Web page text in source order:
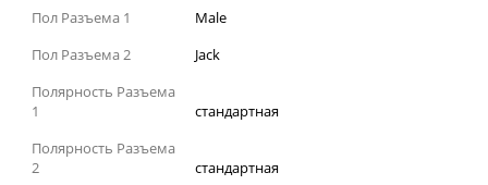
Пол Разъема 1
Male
Пол Разъема 2
Jack
Полярность Разъема
1
стандартная
Полярность Разъема
2
стандартная